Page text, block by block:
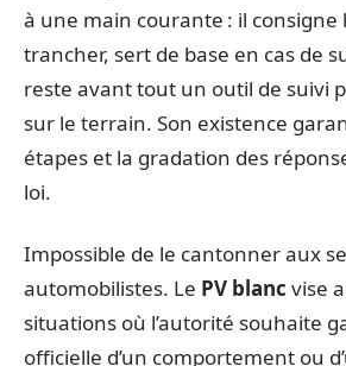
à une main courante : il consigne
trancher, sert de base en cas de
reste avant tout un outil de suivi
sur le terrain. Son existence
étapes et la gradation des
loi.
Impossible de le cantonner aux
automobilistes. Le PV blanc vise
situations où l’autorité souhaite
officielle d’un comportement ou